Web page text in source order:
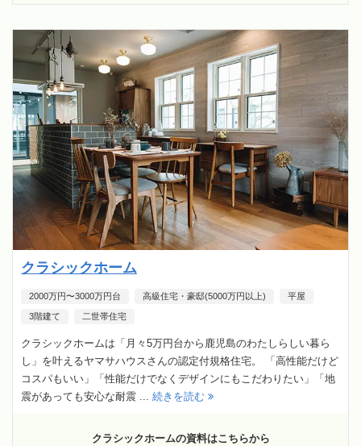
クラシックホーム
2000万円〜3000万円台 高級住宅・豪邸(5000万円以上) 平屋
3階建て 二世帯住宅
クラシックホームは「月々5万円台から鹿児島のわたしらしい暮ら
し」を叶えるヤマサハウスさんの認定付規格住宅。 「高性能だけど
コスパもいい」「性能だけでなくデザインにもこだわりたい」「地
震があっても安心な耐震 ... 続きを読む
クラシックホームの資料はこちらから